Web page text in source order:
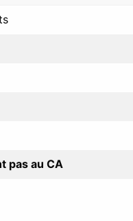
pas au CA